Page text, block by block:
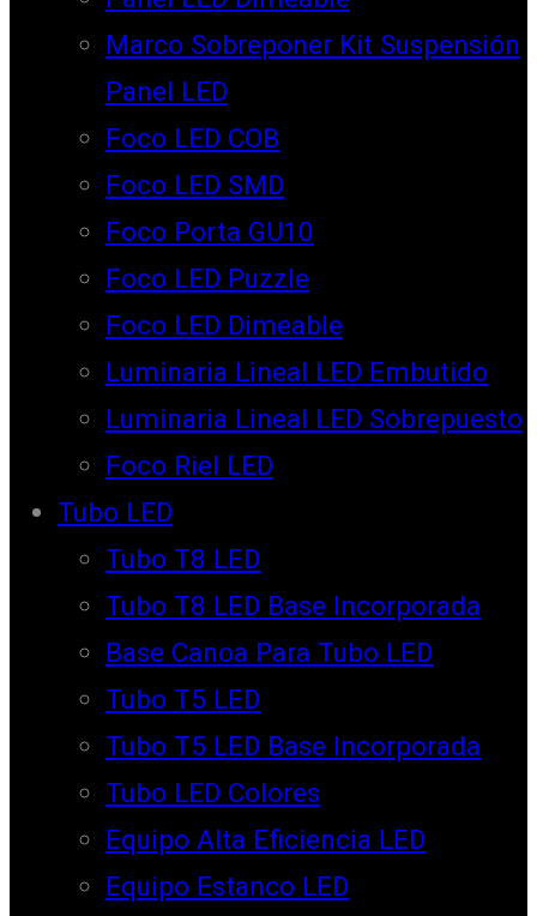
Marco Sobreponer Kit Suspensión
Panel LED
Foco LED COB
Foco LED SMD
Foco Porta GU10
Foco LED Puzzle
Foco LED Dimeable
Luminaria Lineal LED Embutido
Luminaria Lineal LED Sobrepuesto
Foco Riel LED
Tubo LED
Tubo T8 LED
Tubo T8 LED Base Incorporada
Base Canoa Para Tubo LED
Tubo T5 LED
Tubo T5 LED Base Incorporada
Tubo LED Colores
Equipo Alta Eficiencia LED
Equipo Estanco LED